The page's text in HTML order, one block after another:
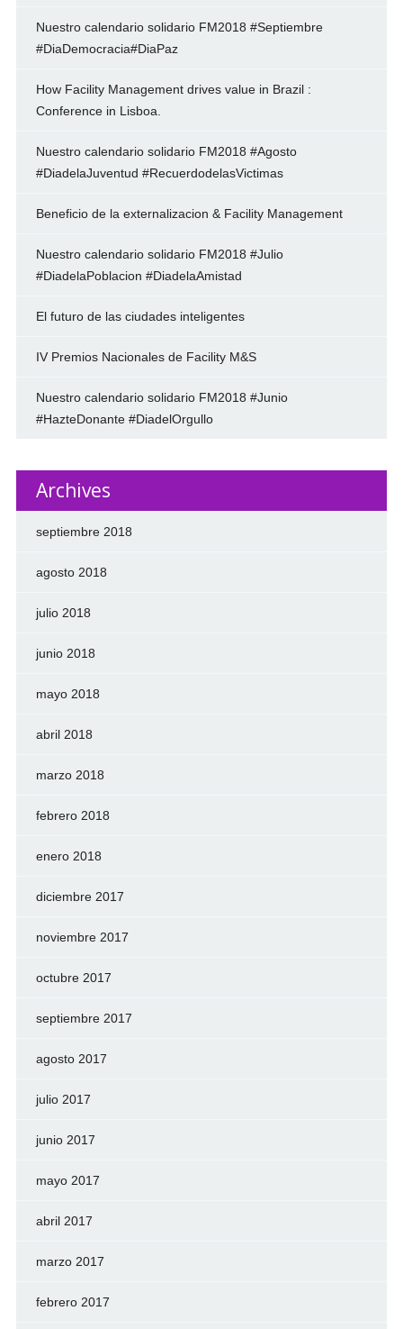
Nuestro calendario solidario FM2018 #Septiembre
#DiaDemocracia#DiaPaz
How Facility Management drives value in Brazil :
Conference in Lisboa.
Nuestro calendario solidario FM2018 #Agosto
#DiadelaJuventud #RecuerdodelasVictimas
Beneficio de la externalizacion & Facility Management
Nuestro calendario solidario FM2018 #Julio
#DiadelaPoblacion #DiadelaAmistad
El futuro de las ciudades inteligentes
IV Premios Nacionales de Facility M&S
Nuestro calendario solidario FM2018 #Junio
#HazteDonante #DiadelOrgullo
Archives
septiembre 2018
agosto 2018
julio 2018
junio 2018
mayo 2018
abril 2018
marzo 2018
febrero 2018
enero 2018
diciembre 2017
noviembre 2017
octubre 2017
septiembre 2017
agosto 2017
julio 2017
junio 2017
mayo 2017
abril 2017
marzo 2017
febrero 2017